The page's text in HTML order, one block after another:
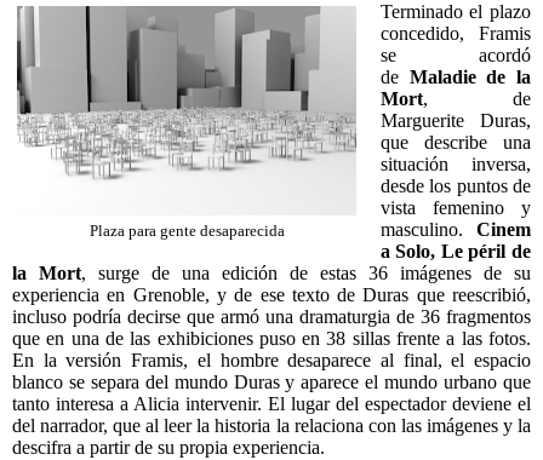
Plaza para gente desaparecida
Terminado el plazo
concedido, Framis
se acordó
de Maladie de la
Mort, de
Marguerite Duras,
que describe una
situación inversa,
desde los puntos de
vista femenino y
masculino. Cinem
a Solo, Le péril de
la Mort, surge de una edición de estas 36 imágenes de su
experiencia en Grenoble, y de ese texto de Duras que reescribió,
incluso podría decirse que armó una dramaturgia de 36 fragmentos
que en una de las exhibiciones puso en 38 sillas frente a las fotos.
En la versión Framis, el hombre desaparece al final, el espacio
blanco se separa del mundo Duras y aparece el mundo urbano que
tanto interesa a Alicia intervenir. El lugar del espectador deviene el
del narrador, que al leer la historia la relaciona con las imágenes y la
descifra a partir de su propia experiencia.